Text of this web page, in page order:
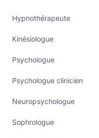
Hypnothérapeute
Kinésiologue
Psychologue
Psychologue clinicien
Neuropsychologue
Sophrologue